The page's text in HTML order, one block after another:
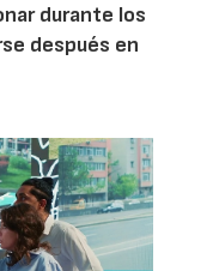
durante los
después en